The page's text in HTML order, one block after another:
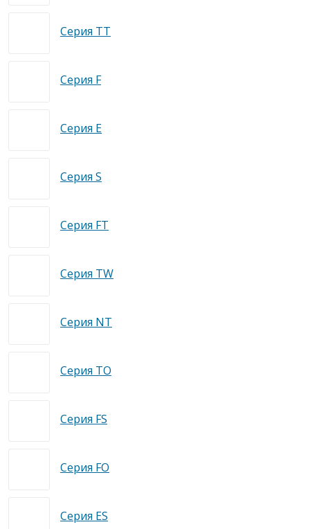
Серия TT
Серия F
Серия E
Серия S
Серия FT
Серия TW
Серия NT
Серия TO
Серия FS
Серия FO
Серия ES